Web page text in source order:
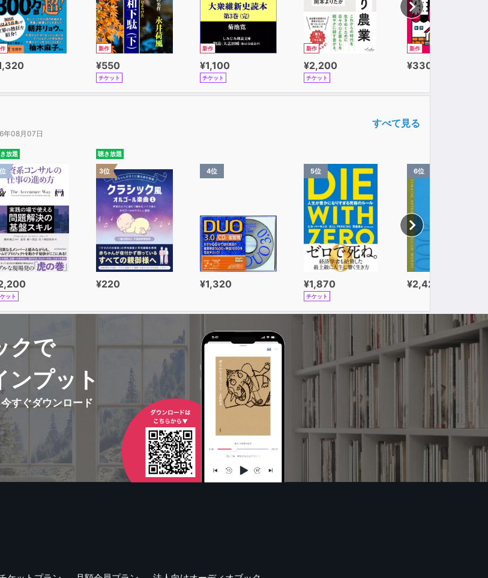
新作
¥550
チケット
新作
¥1,100
チケット
新作
¥2,200
チケット
新作
¥330
年08月07日
すべて見る
放題
ット
聴き放題
3位
¥220
4位
¥1,320
5位
¥1,870
チケット
6位
¥2,420
クで
ンプット
すぐダウンロード